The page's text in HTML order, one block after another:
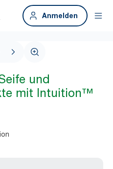
Anmelden
und
mit Intuition™